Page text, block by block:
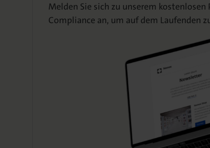
Melden Sie sich zu unserem
Compliance an, um auf dem Laufenden